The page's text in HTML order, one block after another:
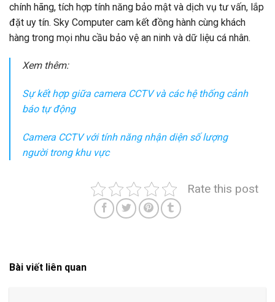
chính hãng, tích hợp tính năng bảo mật và dịch vụ tư vấn, lắp
đặt uy tín. Sky Computer cam kết đồng hành cùng khách
hàng trong mọi nhu cầu bảo vệ an ninh và dữ liệu cá nhân.
Xem thêm:
Sự kết hợp giữa camera CCTV và các hệ thống cảnh
báo tự động
Camera CCTV với tính năng nhận diện số lượng
người trong khu vực
Rate this post
Bài viết liên quan